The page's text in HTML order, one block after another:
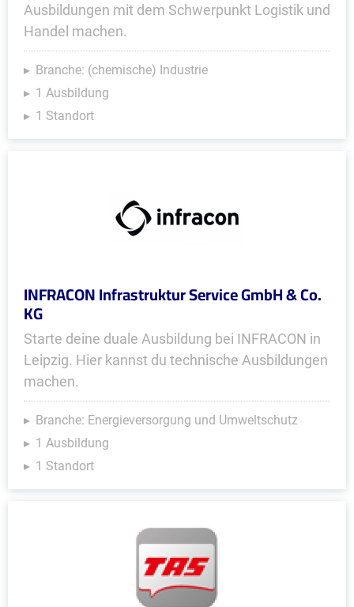
Ausbildungen mit dem Schwerpunkt Logistik und
Handel machen.
Branche: (chemische) Industrie
1 Ausbildung
1 Standort
INFRACON Infrastruktur Service GmbH & Co.
KG
Starte deine duale Ausbildung bei INFRACON in
Leipzig. Hier kannst du technische Ausbildungen
machen.
Branche: Energieversorgung und Umweltschutz
1 Ausbildung
1 Standort